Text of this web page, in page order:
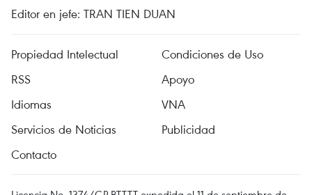
Editor en jefe: TRAN TIEN DUAN
Propiedad Intelectual
Condiciones de Uso
RSS
Apoyo
Idiomas
VNA
Servicios de Noticias
Publicidad
Contacto